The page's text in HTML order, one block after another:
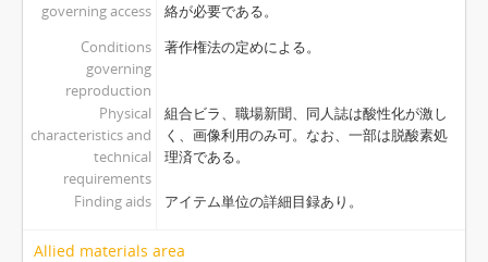
governing access
絡が必要である。
Conditions
governing
reproduction
著作権法の定めによる。
Physical
characteristics and
technical
requirements
組合ビラ、職場新聞、同人誌は酸性化が激し
く、画像利用のみ可。なお、一部は脱酸素処
理済である。
Finding aids アイテム単位の詳細目録あり。
Allied materials area